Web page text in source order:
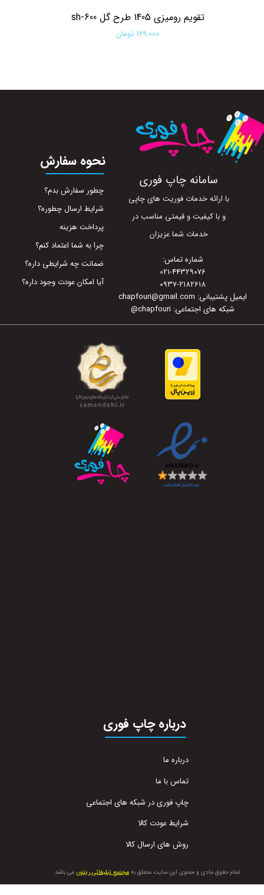
تقویم رومیزی 1405 طرح گل sh-600
۱۷۹,۰۰۰ تومان
سامانه چاپ فوری
با ارائه خدمات فوریت های چاپی
و با کیفیت و قیمتی مناسب در
خدمات شما عزیزان
شماره تماس:
021-44329076
0937-2182618
ایمیل پشتیبانی: chapfouri@gmail.com
شبکه های اجتماعی: chapfouri
@
نحوه سفارش
چطور سفارش بدم؟
شرایط ارسال چطوره؟
پرداخت هزینه
چرا به شما اعتماد کنم؟
ضمانت چه شرایطی داره؟
آیا امکان عودت وجود داره؟
تمام حقوق مادی و معنوی این سایت متعلق به مجتمع تبلیغاتی ریتون می باشد.
درباره چاپ فوری
درباره ما
تماس با ما
چاپ فوری در شبکه های اجتماعی
شرایط عودت کالا
روش های ارسال کالا